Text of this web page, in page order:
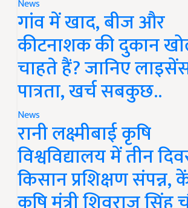
News
गांव में खाद, बीज और
कीटनाशक की दुकान
चाहते हैं? जानिए
पात्रता, खर्च सबकुछ..
News
रानी लक्ष्मीबाई कृषि
विश्वविद्यालय में तीन
किसान प्रशिक्षण संपन्न,